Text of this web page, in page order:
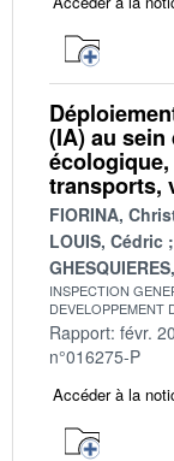
(IA) au
transports,
FIORINA,
LOUIS, Cédric
INSPECTION
DEVELOPPEMENT
Rapport: févr.
n°016275-P
Accéder à la